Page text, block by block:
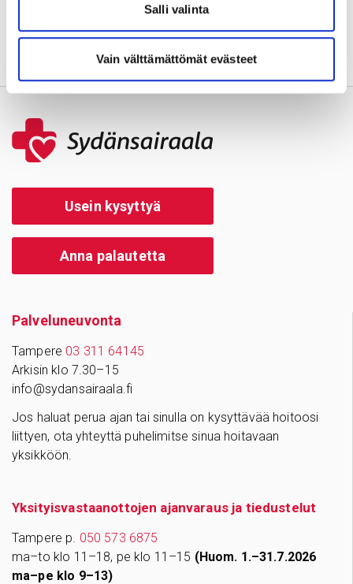
Salli valinta
Vain välttämättömät evästeet
Usein kysyttyä
Anna palautetta
Palve­lu­neu­vonta
Tampere 03 311 64145
Arkisin klo 7.30–15
info@sydansairaala.fi
Jos haluat perua ajan tai sinulla on kysyttävää hoitoosi
liittyen, ota yhteyttä puhelimitse sinua hoitavaan
yksikköön.
Yksityisvastaanottojen ajanvaraus ja tiedustelut
Tampere p. 050 573 6875
ma–to klo 11–18, pe klo 11–15 (Huom. 1.–31.7.2026
ma–pe klo 9–13)